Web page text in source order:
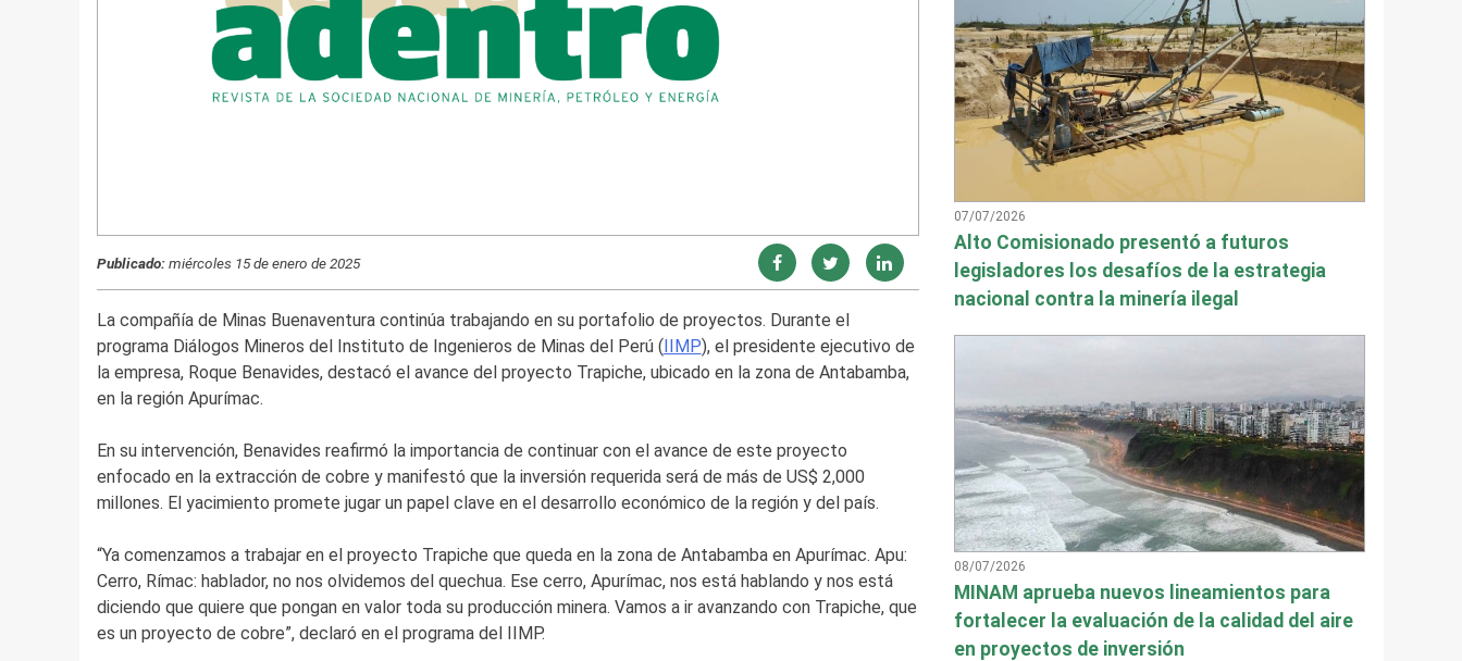
Publicado:miércoles 15 de enero de 2025
La compañía de Minas Buenaventura continúa trabajando en su portafolio de proyectos. Durante el
programa Diálogos Mineros del Instituto de Ingenieros de Minas del Perú ( IIMP), el presidente ejecutivo de
la empresa, Roque Benavides, destacó el avance del proyecto Trapiche, ubicado en la zona de Antabamba,
en la región Apurímac.
En su intervención, Benavides reafirmó la importancia de continuar con el avance de este proyecto
enfocado en la extracción de cobre y manifestó que la inversión requerida será de más de US$ 2,000
millones. El yacimiento promete jugar un papel clave en el desarrollo económico de la región y del país.
“Ya comenzamos a trabajar en el proyecto Trapiche que queda en la zona de Antabamba en Apurímac. Apu:
Cerro, Rímac: hablador, no nos olvidemos del quechua. Ese cerro, Apurímac, nos está hablando y nos está
diciendo que quiere que pongan en valor toda su producción minera. Vamos a ir avanzando con Trapiche, que
es un proyecto de cobre”, declaró en el programa del IIMP.
07/07/2026
Alto Comisionado presentó a futuros
legisladores los desafíos de la estrategia
nacional contra la minería ilegal
08/07/2026
MINAM aprueba nuevos lineamientos para
fortalecer la evaluación de la calidad del aire
en proyectos de inversión